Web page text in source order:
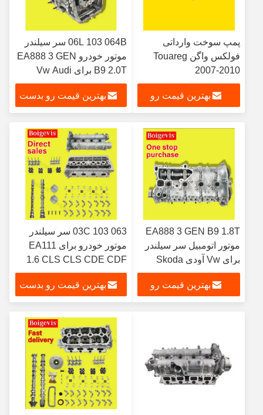
پمپ سوخت وارداتی
فولکس واگن Touareg
2007-2010
03H127025C
بهترین قیمت رو
06L 103 064B سر سیلندر
موتور خودرو EA888 3 GEN
B9 2.0T برای Vw Audi
Skoda CYY CUJ
بهترین قیمت رو بدست
EA888 3 GEN B9 1.8T
موتور اتومبیل سر سیلندر
برای Vw آودی Skoda
CUF CYG 06L 103
064D
بهترین قیمت رو
03C 103 063 سر سیلندر
موتور خودرو برای EA111
1.6 CLS CLS CDE CDF
VW SKODA AUDI
بهترین قیمت رو بدست